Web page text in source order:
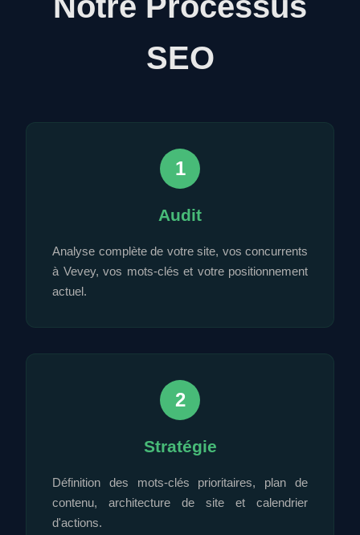
SEO
1
Audit
Analyse complète de votre site, vos concurrents
à Vevey, vos mots-clés et votre positionnement
actuel.
2
Stratégie
Définition des mots-clés prioritaires, plan de
contenu, architecture de site et calendrier
d'actions.